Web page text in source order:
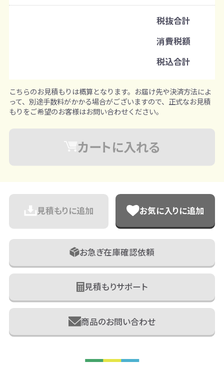
税抜合計
消費税額
税込合計
こちらのお見積もりは概算となります。お届け先や決済方法によ
って、別途手数料がかかる場合がございますので、正式なお見積
もりをご希望のお客様はお問い合わせください。
カートに入れる
見積もりに追加 お気に入りに追加
お急ぎ在庫確認依頼
見積もりサポート
商品のお問い合わせ